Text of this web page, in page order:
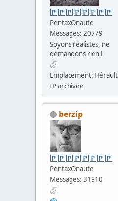
PentaxOnaute
Messages: 20779
Soyons réalistes, ne
demandons rien !
Emplacement: Hérault
IP archivée
berzip
PentaxOnaute
Messages: 31910